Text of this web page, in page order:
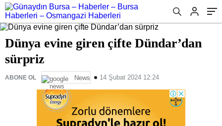
Dünya evine giren çifte Dündar’dan
sürpriz
ABONE OL News 14 Şubat 2024 12:24